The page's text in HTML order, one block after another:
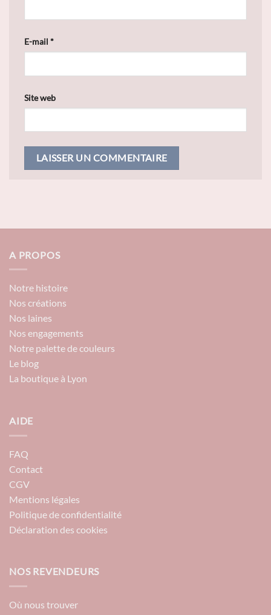
E-mail *
Site web
A PROPOS
Notre histoire
Nos créations
Nos laines
Nos engagements
Notre palette de couleurs
Le blog
La boutique à Lyon
AIDE
FAQ
Contact
CGV
Mentions légales
Politique de confidentialité
Déclaration des cookies
NOS REVENDEURS
Où nous trouver